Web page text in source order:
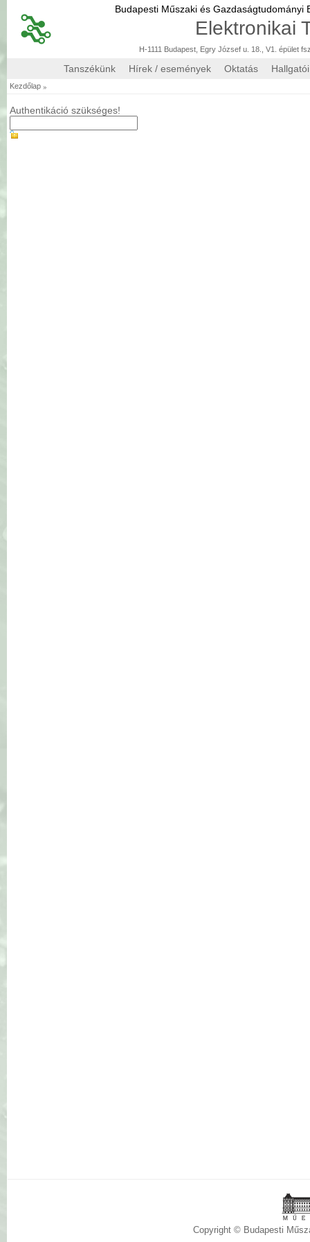
Budapesti Műszaki és Gazdaságtudományi
Elektronikai
H-1111 Budapest, Egry József u. 18., V1. épület
Tanszékünk Hírek / események Oktatás
Kezdőlap »
Authentikáció szükséges!
Copyright © Budapesti